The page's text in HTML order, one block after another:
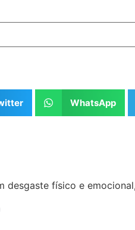
WhatsApp
desgaste físico e